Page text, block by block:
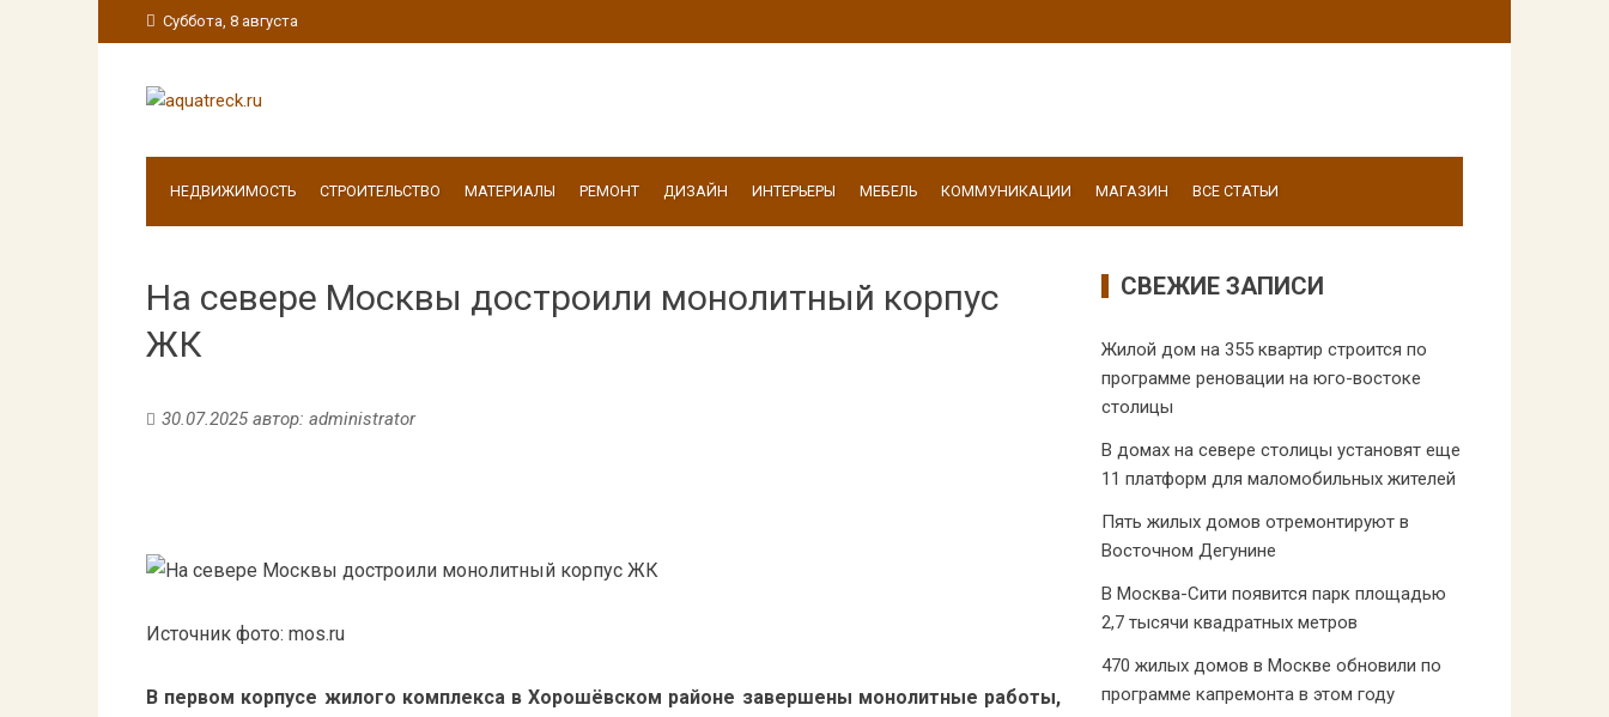
Суббота, 8 августа
НЕДВИЖИМОСТЬ СТРОИТЕЛЬСТВО МАТЕРИАЛЫ РЕМОНТ ДИЗАЙН ИНТЕРЬЕРЫ МЕБЕЛЬ КОММУНИКАЦИИ МАГАЗИН ВСЕ СТАТЬИ
На севере Москвы достроили монолитный корпус
ЖК
30.07.2025автор: administrator
Источник фото: mos.ru
В первом корпусе жилого комплекса в Хорошёвском районе завершены монолитные работы,
СВЕЖИЕ ЗАПИСИ
Жилой дом на 355 квартир строится по
программе реновации на юго-востоке
столицы
В домах на севере столицы установят еще
11 платформ для маломобильных жителей
Пять жилых домов отремонтируют в
Восточном Дегунине
В Москва-Сити появится парк площадью
2,7 тысячи квадратных метров
470 жилых домов в Москве обновили по
программе капремонта в этом году